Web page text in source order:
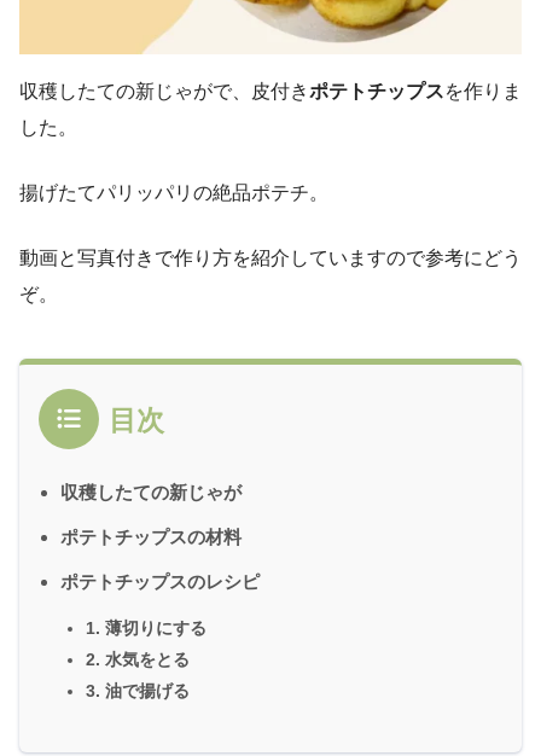
収穫したての新じゃがで、皮付きポテトチップスを作りま
した。
揚げたてパリッパリの絶品ポテチ。
動画と写真付きで作り方を紹介していますので参考にどう
ぞ。
目次
収穫したての新じゃが
ポテトチップスの材料
ポテトチップスのレシピ
1. 薄切りにする
2. 水気をとる
3. 油で揚げる